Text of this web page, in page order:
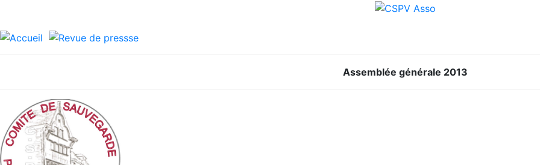
Assemblée générale 2013